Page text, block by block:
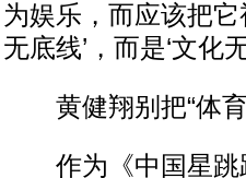
为娱乐，而应该把
无底线’，而是‘文化
黄健翔别把“体育
作为《中国星跳